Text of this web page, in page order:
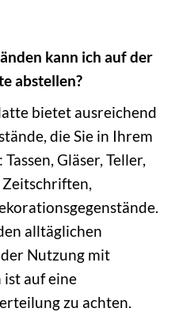
kann ich auf der
abstellen?
bietet ausreichend
die Sie in Ihrem
Gläser, Teller,
Zeitschriften,
alltäglichen
Nutzung mit
ist auf eine
zu achten.